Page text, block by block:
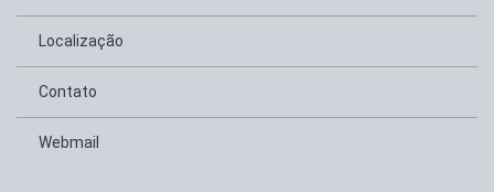
Localização
Contato
Webmail